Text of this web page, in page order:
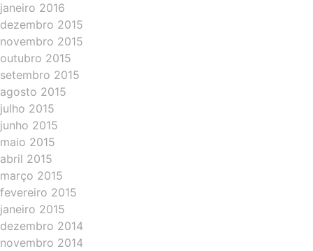
janeiro 2016
dezembro 2015
novembro 2015
outubro 2015
setembro 2015
agosto 2015
julho 2015
junho 2015
maio 2015
abril 2015
março 2015
fevereiro 2015
janeiro 2015
dezembro 2014
novembro 2014